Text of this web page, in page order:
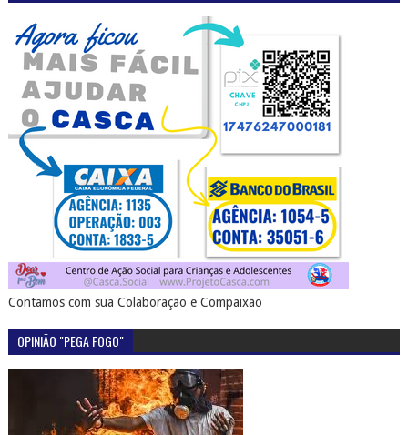
Contamos com sua Colaboração e Compaixão
OPINIÃO "PEGA FOGO"